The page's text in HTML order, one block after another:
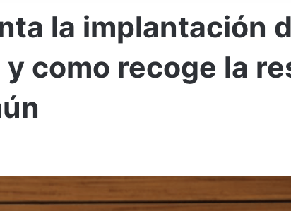
la implantación
como recoge la